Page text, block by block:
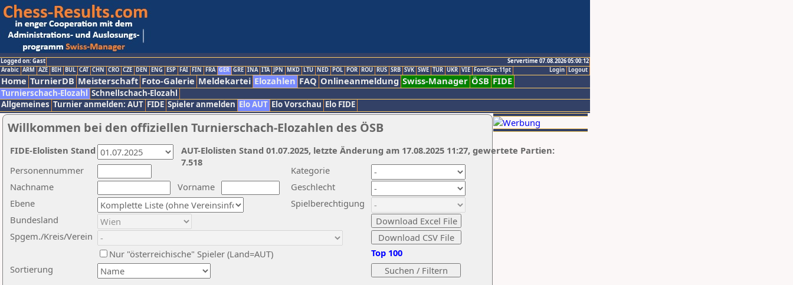
Logged on: Gast
Servertime 07.08.2026 05:00:12
Logout
Login
Arabic ARM AZE BIH BUL CAT CHN CRO CZE DEN ENG ESP FAI FIN FRA GER GRE INA ITA JPN MKD LTU NED POL POR ROU RUS SRB SVK SWE TUR UKR VIE FontSize:11pt
Home TurnierDB Meisterschaft Foto-Galerie Meldekartei Elozahlen FAQ Onlineanmeldung Swiss-Manager ÖSB FIDE
Turnierschach-Elozahl Schnellschach-Elozahl
Allgemeines Turnier anmelden: AUT FIDE Spieler anmelden Elo AUT Elo Vorschau Elo FIDE
Willkommen bei den offiziellen Turnierschach-Elozahlen des ÖSB
Nachname
Vorname
Ebene
Kategorie
Sortierung
Personennummer
Bundesland
Spgem./Kreis/Verein
Geschlecht
Nur "österreichische" Spieler (Land=AUT)
Spielberechtigung
Top 100
AUT-Elolisten Stand 01.07.2025, letzte Änderung am 17.08.2025 11:27, gewertete Partien:
7.518
FIDE-Elolisten Stand